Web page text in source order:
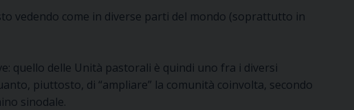
vedendo come in diverse parti del mondo (soprattutto in
quello delle Unità pastorali è quindi uno fra i diversi
piuttosto, di “ampliare” la comunità coinvolta, secondo
sinodale.